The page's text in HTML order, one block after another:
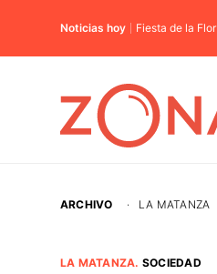
Noticias hoy Fiesta de la Flor
ARCHIVO · LA MATANZA
LA MATANZA. SOCIEDAD